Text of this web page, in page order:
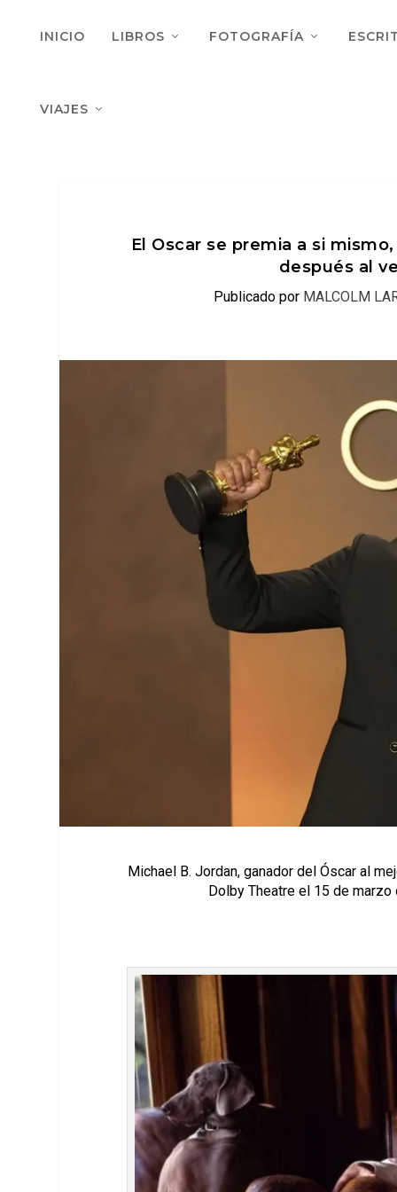
INICIO LIBROS FOTOGRAFÍA
VIAJES
El Oscar se premia a si
después al
Publicado por MALCOLM
Michael B. Jordan, ganador del Óscar al
Dolby Theatre el 15 de